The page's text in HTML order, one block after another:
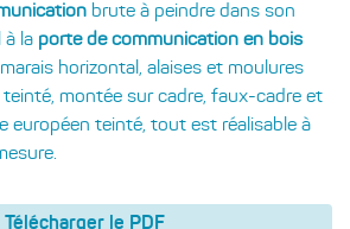
brute à peindre dans son
à la porte de communication en bois
horizontal, alaises et moulures
montée sur cadre, faux-cadre et
européen teinté, tout est réalisable à
Télécharger le PDF